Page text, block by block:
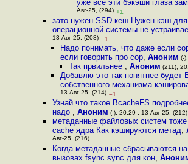
уже все эти бэкэши глаза зам
Авг-25, (294) +1
зато нужен SSD кеш Нужен кэш
операционной системы не
13-Авг-25, (208) –1
Надо понимать, что даже если
если говорить про cop,Аноним (-
Так првильнее , Аноним (211),
Добавлю это так понятнее будет
собственного механизмa
13-Авг-25, (214) –1
Узнай что такое BcacheFS
надо , Аноним (-), 20:29 , 13-Авг-25, (212)
метаданные файловых систем
cache ядра Как кэшируются метад,
Авг-25, (216)
Когда метаданные сбрасываются
вызовах fsync sync для кон,